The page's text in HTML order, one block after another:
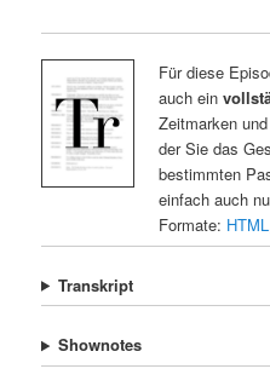
Für diese
auch ein
Zeitmarken
der Sie das
bestimmten
einfach auch
Formate: HTML
Transkript
Shownotes